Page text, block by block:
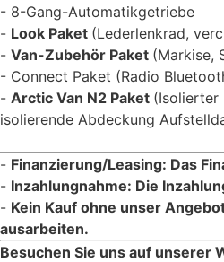
8-Gang-Automatikgetriebe
Look Paket (Lederlenkrad,
Van-Zubehör Paket (Markise,
Connect Paket (Radio
Arctic Van N2 Paket (Isolierter
isolierende Abdeckung
Finanzierung/Leasing: Das
Inzahlungnahme: Die
Kein Kauf ohne unser
ausarbeiten.
Besuchen Sie uns auf